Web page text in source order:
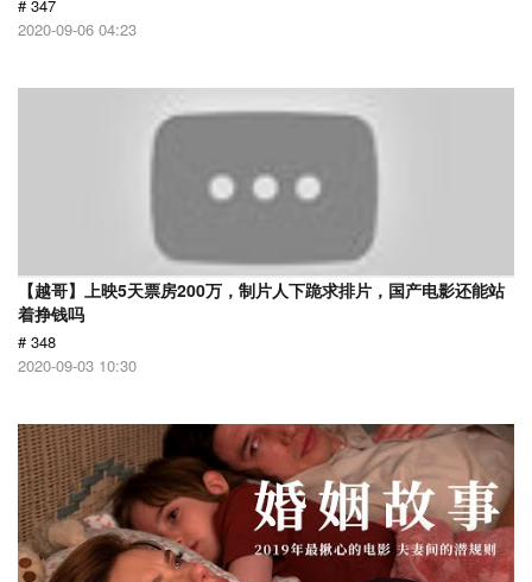
# 347
2020-09-06 04:23
【越哥】上映5天票房200万，制片人下跪求排片，国产电影还能站
着挣钱吗
# 348
2020-09-03 10:30